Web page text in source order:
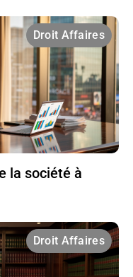
Droit Affaires
la société à
Droit Affaires